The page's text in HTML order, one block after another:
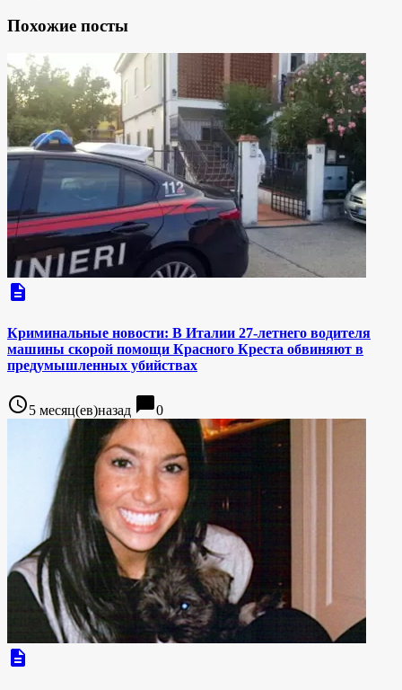
Похожие посты
description
Криминальные новости: В Италии 27-летнего водителя
машины скорой помощи Красного Креста обвиняют в
предумышленных убийствах
access_time5 месяц(ев)назад chat_bubble0
description